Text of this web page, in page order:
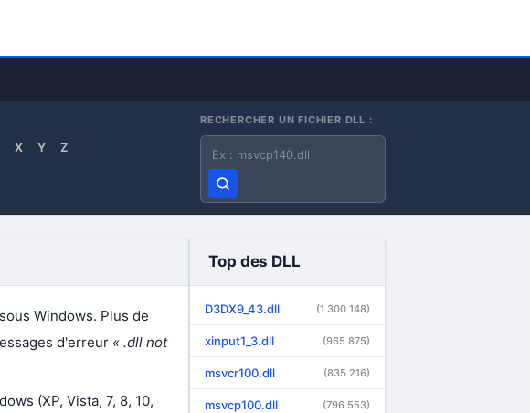
X Y Z
RECHERCHER UN FICHIER DLL :
Nom du fichier DLL
Windows. Plus de
d'erreur « .dll not
(XP, Vista, 7, 8, 10,
Top des DLL
D3DX9_43.dll (1 300 148)
xinput1_3.dll (965 875)
msvcr100.dll (835 216)
msvcp100.dll (796 553)